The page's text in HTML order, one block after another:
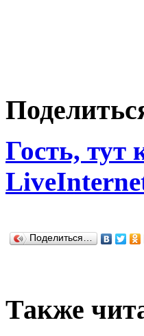
Гость, тут
Поделиться…
Также